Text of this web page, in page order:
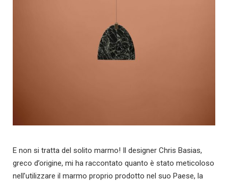
E non si tratta del solito marmo! Il designer Chris Basias,
greco d’origine, mi ha raccontato quanto è stato meticoloso
nell’utilizzare il marmo proprio prodotto nel suo Paese, la